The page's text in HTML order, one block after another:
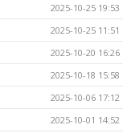
2025-10-25 19:53
2025-10-25 11:51
2025-10-20 16:26
2025-10-18 15:58
2025-10-06 17:12
2025-10-01 14:52